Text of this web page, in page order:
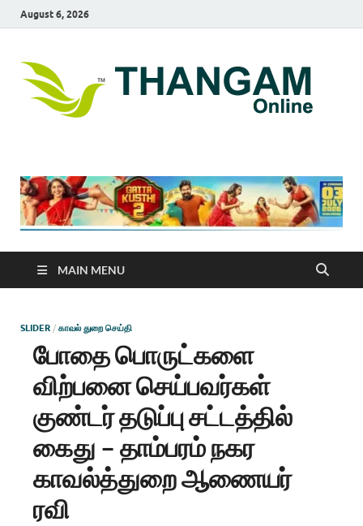
August 6, 2026
MAIN MENU
SLIDER / காவல் துறை செய்தி
போதை பொருட்களை
விற்பனை செய்பவர்கள்
குண்டர் தடுப்பு சட்டத்தில்
கைது – தாம்பரம் நகர
காவல்த்துறை ஆணையர்
ரவி